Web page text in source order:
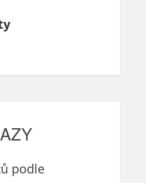
podle